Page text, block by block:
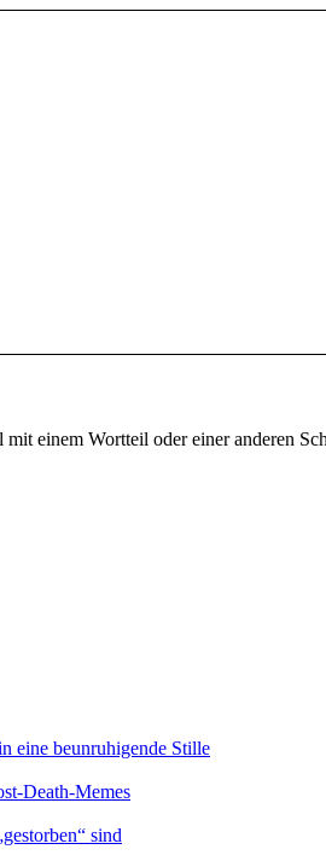
einem Wortteil oder einer anderen
eine beunruhigende Stille
Death-Memes
sind